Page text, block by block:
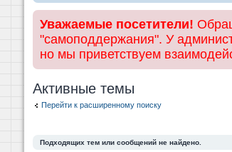
Уважаемые посетители!
"самоподдержания". У
но мы приветствуем
Активные темы
Перейти к расширенному поиску
Подходящих тем или сообщений не найдено.